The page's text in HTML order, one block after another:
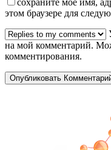
сохраните мое имя,
этом браузере для
на мой комментарий.
комментирования.